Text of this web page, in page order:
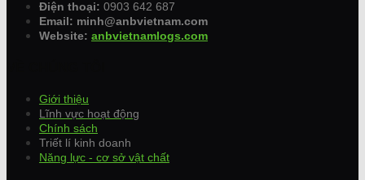
Điện thoại: 0903 642 687
Email: minh@anbvietnam.com
Website: anbvietnamlogs.com
Giới thiệu
Lĩnh vực hoạt động
Chính sách
Triết lí kinh doanh
Năng lực - cơ sở vật chất